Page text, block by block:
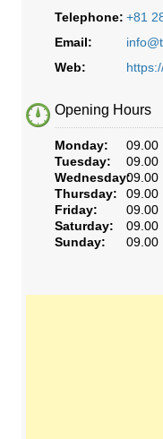
Telephone: +81
Email:
Web:
Opening Hours
Monday:
Tuesday:
Wednesday:
Thursday:
Friday:
Saturday:
Sunday: